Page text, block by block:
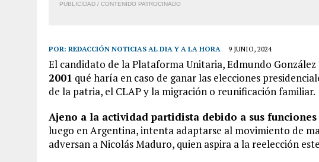
PUBLICIDAD / CONTENIDO PATROCINADO
POR: REDACCIÓN NOTICIAS AL DIA Y A LA HORA 9 JUNIO, 2024
El candidato de la Plataforma Unitaria, Edmundo
2001 qué haría en caso de ganar las elecciones
de la patria, el CLAP y la migración o reunificación familiar.
Ajeno a la actividad partidista debido a sus
luego en Argentina, intenta adaptarse al movimiento de
adversan a Nicolás Maduro, quien aspira a la reelección